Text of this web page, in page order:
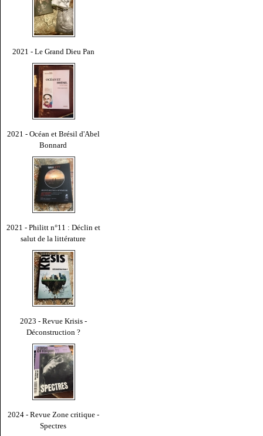
2021 - Le Grand Dieu Pan
2021 - Océan et Brésil d'Abel
Bonnard
2021 - Philitt n°11 : Déclin et
salut de la littérature
2023 - Revue Krisis -
Déconstruction ?
2024 - Revue Zone critique -
Spectres